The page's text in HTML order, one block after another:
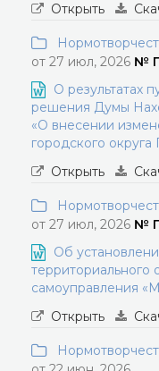
Открыть
от 27 июл, 2026 №
О результатах
решения Думы
«О внесении
городского
Открыть
от 27 июл, 2026 №
Об
территориального
самоуправления
Открыть